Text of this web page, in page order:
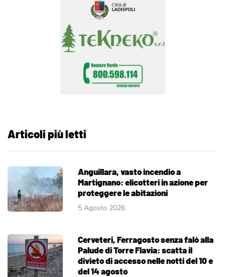
Articoli più letti
Anguillara, vasto incendio a
Martignano: elicotteri in azione per
proteggere le abitazioni
5 Agosto 2026
Cerveteri, Ferragosto senza falò alla
Palude di Torre Flavia: scatta il
divieto di accesso nelle notti del 10 e
del 14 agosto